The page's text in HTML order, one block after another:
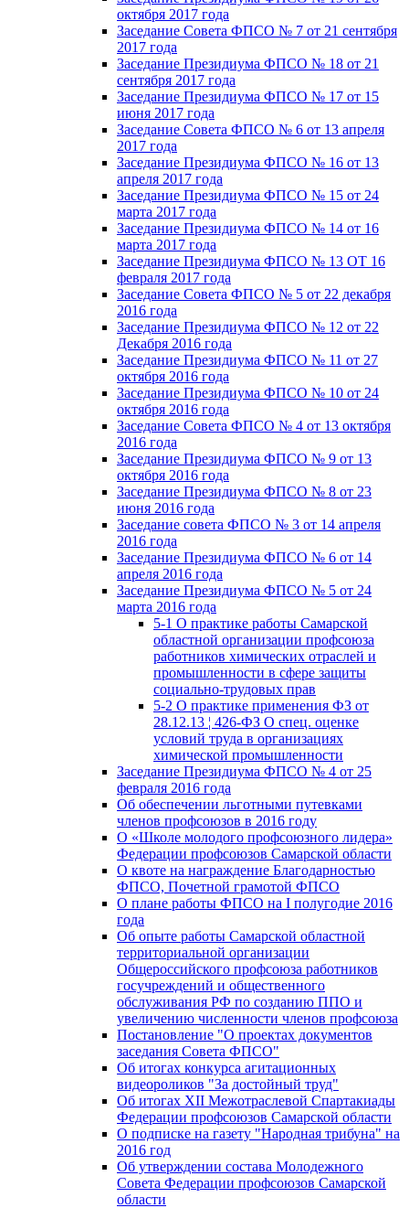
октября 2017 года
Заседание Совета ФПСО № 7 от 21 сентября
2017 года
Заседание Президиума ФПСО № 18 от 21
сентября 2017 года
Заседание Президиума ФПСО № 17 от 15
июня 2017 года
Заседание Совета ФПСО № 6 от 13 апреля
2017 года
Заседание Президиума ФПСО № 16 от 13
апреля 2017 года
Заседание Президиума ФПСО № 15 от 24
марта 2017 года
Заседание Президиума ФПСО № 14 от 16
марта 2017 года
Заседание Президиума ФПСО № 13 ОТ 16
февраля 2017 года
Заседание Совета ФПСО № 5 от 22 декабря
2016 года
Заседание Президиума ФПСО № 12 от 22
Декабря 2016 года
Заседание Президиума ФПСО № 11 от 27
октября 2016 года
Заседание Президиума ФПСО № 10 от 24
октября 2016 года
Заседание Совета ФПСО № 4 от 13 октября
2016 года
Заседание Президиума ФПСО № 9 от 13
октября 2016 года
Заседание Президиума ФПСО № 8 от 23
июня 2016 года
Заседание совета ФПСО № 3 от 14 апреля
2016 года
Заседание Президиума ФПСО № 6 от 14
апреля 2016 года
Заседание Президиума ФПСО № 5 от 24
марта 2016 года
5-1 О практике работы Самарской
областной организации профсоюза
работников химических отраслей и
промышленности в сфере защиты
социально-трудовых прав
5-2 О практике применения ФЗ от
28.12.13 ¦ 426-ФЗ О спец. оценке
условий труда в организациях
химической промышленности
Заседание Президиума ФПСО № 4 от 25
февраля 2016 года
Об обеспечении льготными путевками
членов профсоюзов в 2016 году
О «Школе молодого профсоюзного лидера»
Федерации профсоюзов Самарской области
О квоте на награждение Благодарностью
ФПСО, Почетной грамотой ФПСО
О плане работы ФПСО на I полугодие 2016
года
Об опыте работы Самарской областной
территориальной организации
Общероссийского профсоюза работников
госучреждений и общественного
обслуживания РФ по созданию ППО и
увеличению численности членов профсоюза
Постановление "О проектах документов
заседания Совета ФПСО"
Об итогах конкурса агитационных
видеороликов "За достойный труд"
Об итогах XII Межотраслевой Спартакиады
Федерации профсоюзов Самарской области
О подписке на газету "Народная трибуна" на
2016 год
Об утверждении состава Молодежного
Совета Федерации профсоюзов Самарской
области